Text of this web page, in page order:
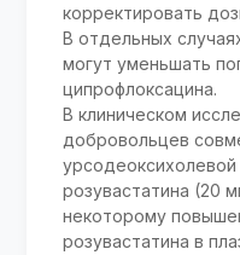
корректировать
В отдельных
могут уменьшать
ципрофлоксацина.
В клиническом
добровольцев
урсодеоксихолевой
розувастатина (20
некоторому
розувастатина в